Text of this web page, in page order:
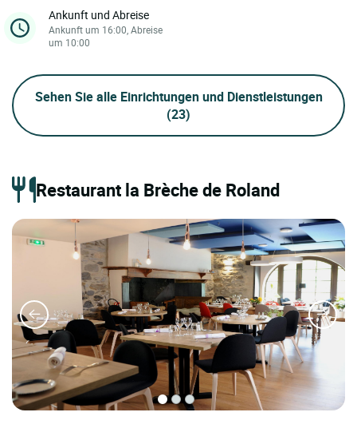
Ankunft und Abreise
Ankunft um 16:00, Abreise
um 10:00
Sehen Sie alle Einrichtungen und Dienstleistungen
(23)
Restaurant la Brèche de Roland